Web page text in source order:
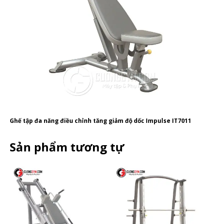
Ghế tập đa năng điều chỉnh tăng giảm độ dốc Impulse IT7011
Sản phẩm tương tự